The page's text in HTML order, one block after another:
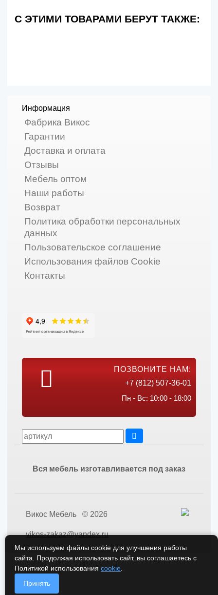
С ЭТИМИ ТОВАРАМИ БЕРУТ ТАКЖЕ:
Информация
Фабрика Викос
Гарантии
Доставка и оплата
Отзывы
Мебель оптом
Наши работы
Возврат
Политика обработки персональных
данных
Пользовательское соглашение
Использования файлов Cookie
Контакты
ПОЗВОНИТЕ НАМ:
+7 (812) 507-36-01
Пн - Вс: 10:00 - 18:00
Вся мебель изготавливается под заказ
Викос Мебель © 2026
vikos-zakaz@yandex.ru
Мы используем файлы cookie для улучшения работы
сайта. Продолжая использовать сайт, вы соглашаетесь с
Политикой использования cookie
Принять